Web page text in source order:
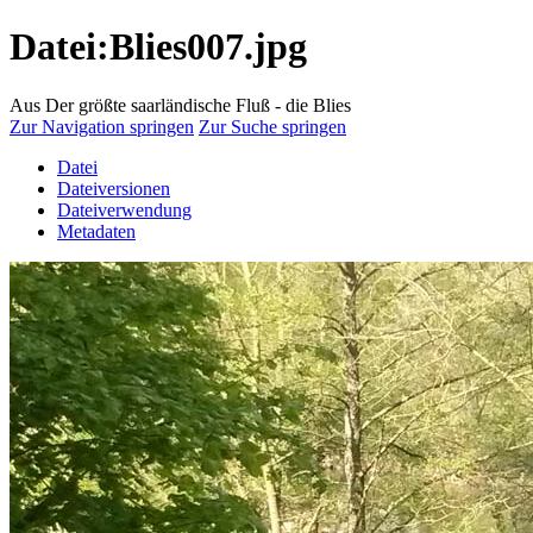
Datei:Blies007.jpg
Aus Der größte saarländische Fluß - die Blies
Zur Navigation springen Zur Suche springen
Datei
Dateiversionen
Dateiverwendung
Metadaten